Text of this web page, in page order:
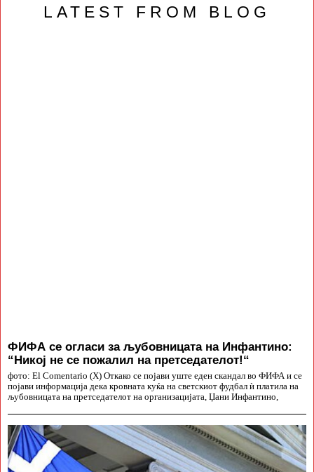
LATEST FROM BLOG
ФИФА се огласи за љубовницата на Инфантино:
“Никој не се пожалил на претседателот!“
фото: El Comentario (X) Откако се појави уште еден скандал во ФИФА и се
појави информација дека кровната куќа на светскиот фудбал ѝ платила на
љубовницата на претседателот на организацијата, Џани Инфантино,